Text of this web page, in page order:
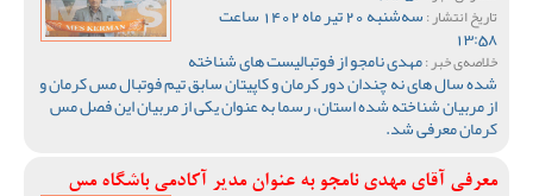
تاریخ انتشار : سه‌شنبه 20 تیر ماه 1402 ساعت
13:58
خلاصه‌ی خبر :مهدی نامجو از فوتبالیست های شناخته
شده سال های نه چندان دور کرمان و کاپیتان سابق تیم فوتبال مس کرمان و
از مربیان شناخته شده استان، رسما به عنوان یکی از مربیان این فصل مس
کرمان معرفی شد.
معرفی آقای مهدی نامجو به عنوان مدیر آکادمی باشگاه مس